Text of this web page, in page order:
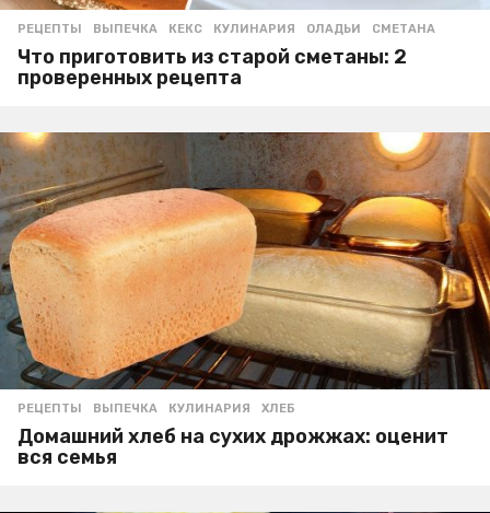
РЕЦЕПТЫ ВЫПЕЧКА ,КЕКС ,КУЛИНАРИЯ ,ОЛАДЬИ ,СМЕТАНА
Что приготовить из старой сметаны: 2
проверенных рецепта
РЕЦЕПТЫ ВЫПЕЧКА ,КУЛИНАРИЯ ,ХЛЕБ
Домашний хлеб на сухих дрожжах: оценит
вся семья